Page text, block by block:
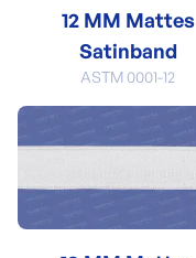
12 MM Mattes
Satinband
ASTM 0001-12